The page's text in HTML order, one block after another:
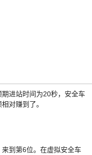
进站时间为20秒，安全车
对赚到了。
到第6位。在虚拟安全车